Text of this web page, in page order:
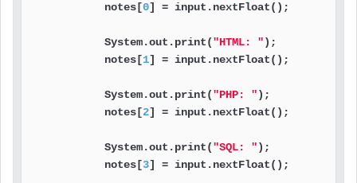
            notes[
0] =
            System.out.print(
"HTML: "
            notes[
1] =
            System.out.print(
"PHP: "
            notes[
2] =
            System.out.print(
"SQL: "
            notes[
3] =